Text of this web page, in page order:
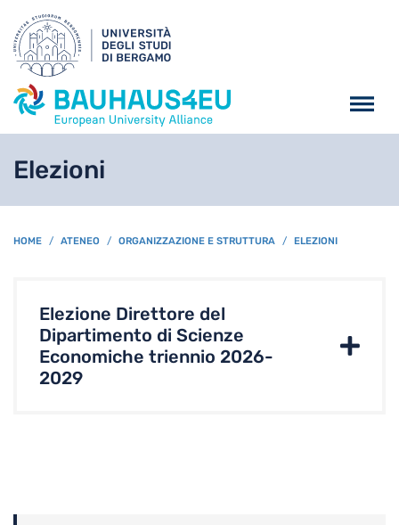
Elezioni
BREADCRUMB
HOME ATENEO ORGANIZZAZIONE E STRUTTURA ELEZIONI
Elezione Direttore del
Dipartimento di Scienze
Economiche triennio 2026-
2029